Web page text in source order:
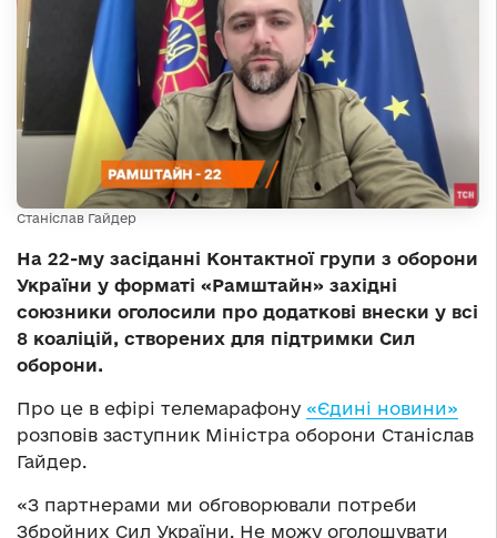
Станіслав Гайдер
На 22-му засіданні Контактної групи з оборони
України у форматі «Рамштайн» західні
союзники оголосили про додаткові внески у всі
8 коаліцій, створених для підтримки Сил
оборони.
Про це в ефірі телемарафону «Єдині новини»
розповів заступник Міністра оборони Станіслав
Гайдер.
«З партнерами ми обговорювали потреби
Збройних Сил України. Не можу оголошувати